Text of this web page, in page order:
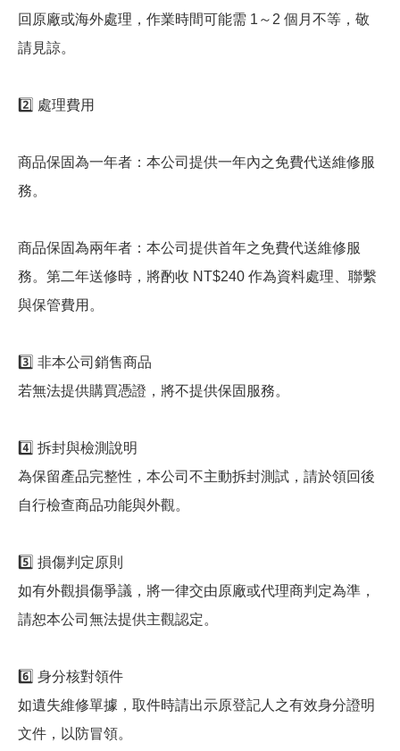
回原廠或海外處理，作業時間可能需 1～2 個月不等，敬
請見諒。
2️⃣ 處理費用
商品保固為一年者：本公司提供一年內之免費代送維修服
務。
商品保固為兩年者：本公司提供首年之免費代送維修服
務。第二年送修時，將酌收 NT$240 作為資料處理、聯繫
與保管費用。
3️⃣ 非本公司銷售商品
若無法提供購買憑證，將不提供保固服務。
4️⃣ 拆封與檢測說明
為保留產品完整性，本公司不主動拆封測試，請於領回後
自行檢查商品功能與外觀。
5️⃣ 損傷判定原則
如有外觀損傷爭議，將一律交由原廠或代理商判定為準，
請恕本公司無法提供主觀認定。
6️⃣ 身分核對領件
如遺失維修單據，取件時請出示原登記人之有效身分證明
文件，以防冒領。